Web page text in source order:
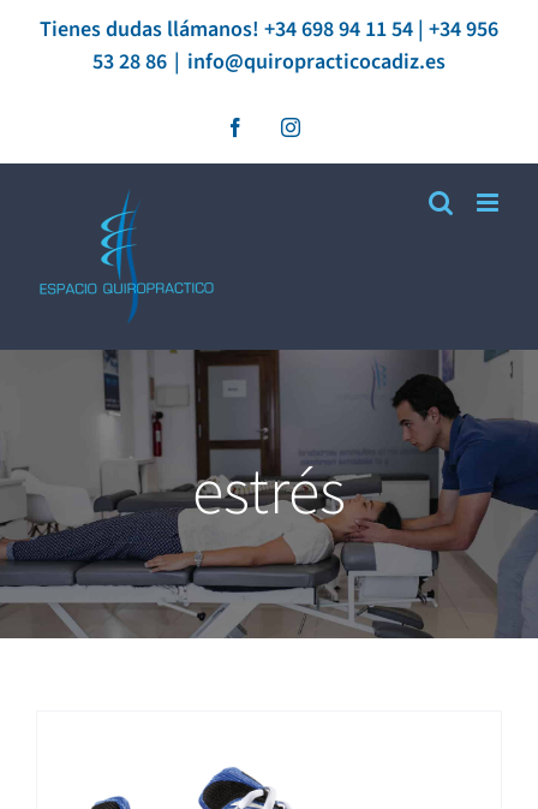
SaltarTienes dudas llámanos! +34 698 94 11 54 | +34 956
53 28 86 | info@quiropracticocadiz.es
FacebookInstagram
estrés